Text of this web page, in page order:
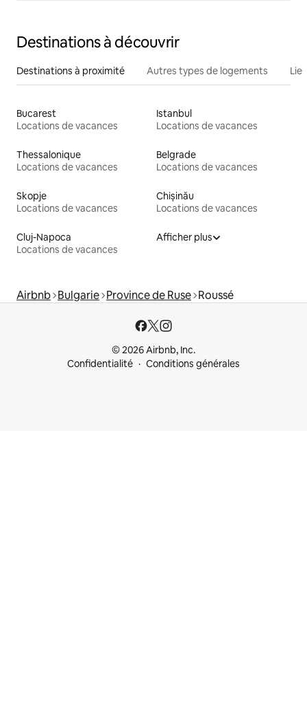
Destinations à découvrir
Destinations à proximité Autres types de logements
Bucarest
Locations de vacances
Istanbul
Locations de vacances
Thessalonique
Locations de vacances
Belgrade
Locations de vacances
Skopje
Locations de vacances
Chișinău
Locations de vacances
Cluj-Napoca
Locations de vacances
Afficher plus
Airbnb Bulgarie Province de Ruse Roussé
© 2026 Airbnb, Inc.
Confidentialité
Conditions générales